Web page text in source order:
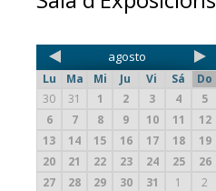
agosto
Lu Ma Mi Ju Vi Sá
Do
30
31 1 2 3 4
5
6
7 8 9 10 11
12
13
14 15 16 17 18
19
20
21 22 23 24 25
26
27
28 29 30 31 1 2